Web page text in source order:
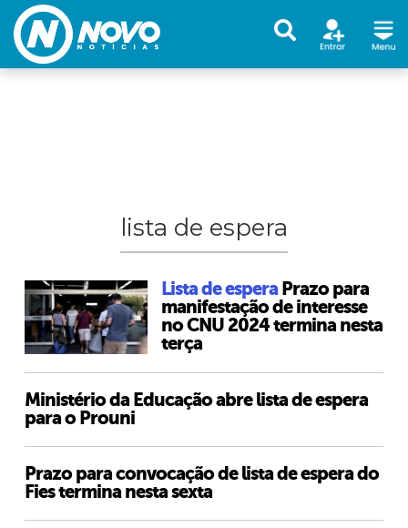
lista de espera
Lista de espera Prazo para
manifestação de interesse
no CNU 2024 termina nesta
terça
Ministério da Educação abre lista de espera
para o Prouni
Prazo para convocação de lista de espera do
Fies termina nesta sexta